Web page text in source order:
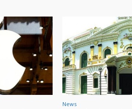
News